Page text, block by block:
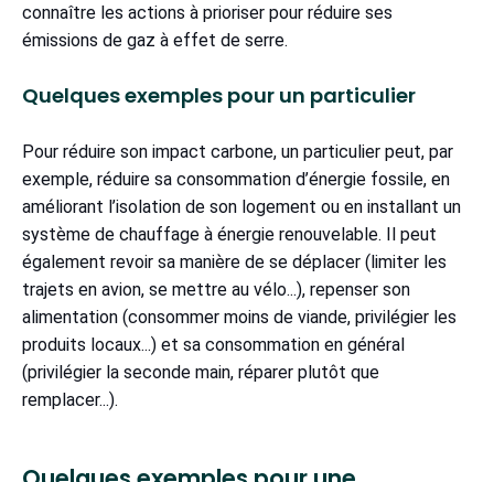
connaître les actions à prioriser pour réduire ses
émissions de gaz à effet de serre.
Quelques exemples pour un particulier
Pour réduire son impact carbone, un particulier peut, par
exemple, réduire sa consommation d’énergie fossile, en
améliorant l’isolation de son logement ou en installant un
système de chauffage à énergie renouvelable. Il peut
également revoir sa manière de se déplacer (limiter les
trajets en avion, se mettre au vélo...), repenser son
alimentation (consommer moins de viande, privilégier les
produits locaux...) et sa consommation en général
(privilégier la seconde main, réparer plutôt que
remplacer...).